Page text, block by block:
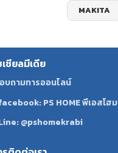
MAKITA
เชียลมีเดีย
บถามทารออนไลน์
PS HOME พีเอสโฮม
@pshomekrabi